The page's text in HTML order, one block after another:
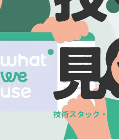
技術スタック・ツ